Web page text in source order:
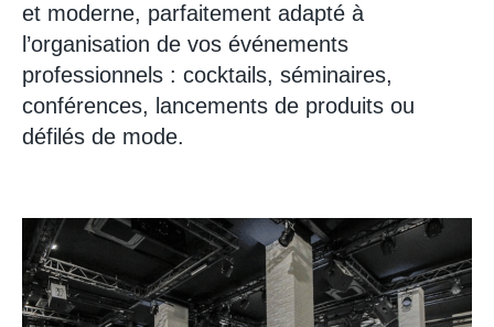
et moderne, parfaitement adapté à
l’organisation de vos événements
professionnels : cocktails, séminaires,
conférences, lancements de produits ou
défilés de mode.